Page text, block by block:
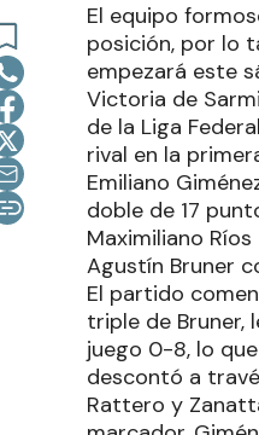
El equipo
posición, por lo
empezará este
Victoria de
de la Liga
rival en la
Emiliano
doble de 17
Maximiliano
Agustín Bruner
El partido
triple de Bruner,
juego 0-8, lo
descontó a
Rattero y